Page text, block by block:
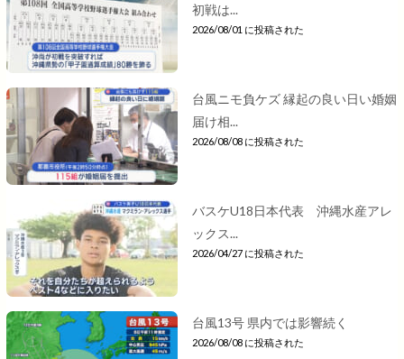
初戦は...
2026/08/01 に投稿された
台風ニモ負ケズ 縁起の良い日い婚姻
届け相...
2026/08/08 に投稿された
バスケU18日本代表 沖縄水産アレ
ックス...
2026/04/27 に投稿された
台風13号 県内では影響続く
2026/08/08 に投稿された